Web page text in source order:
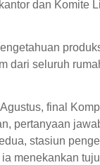
dan Komite
dari seluruh
final
pertanyaan
stasiun
ia menekankan